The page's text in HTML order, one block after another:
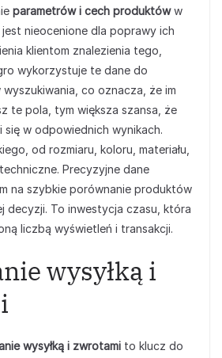
parametrów i cech produktóww
nieocenione dla poprawy ich
klientom znalezienia tego,
wykorzystuje te dane do
co oznacza, że im
te pola, tym większa szansa, że
w odpowiednich wynikach.
od rozmiaru, koloru, materiału,
Precyzyjne dane
na szybkie porównanie produktów
decyzji. To inwestycja czasu, która
liczbą wyświetleń i transakcji.
wysyłką i
wysyłką i zwrotami to klucz do